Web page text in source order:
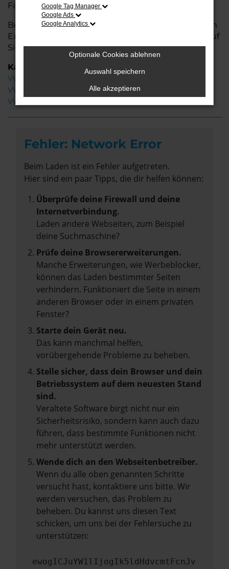
Fahrzeug, das Ihre Ansprüche erfüllt.
Besuchen Sie uns und lassen Sie sich von unserem
Expertenteam beraten – der VW Amarok wartet auf
Sie!
Kategorie
VW Amarok Weyhe
VW Amarok Gebrauchtwagen Weyhe
VW Amarok Neuwagen Weyhe
Fehler: Network Error
Beim Laden ist ein Fehler aufgetreten.
Hier sind ein paar Tipps, die dir helfen können:
Überprüfe deine Firewall und deine
Internetverbindung.
Laden andere Webseiten, zum Beispiel
deine Suchmaschine?
Prüfe deine Browsererweiterungen.
Manche Erweiterungen, wie Werbeblocker,
können das Laden bestimmter Seiten
verhindern. Funktioniert die Seite in einem
anderen Browser oder in einem privaten
Fenster?
Starte dein Gerät neu.
Das kann manchmal helfen,
vorübergehende Probleme zu beheben.
Stelle sicher, dass dein Browser und dein
Betriebssystem auf dem neuesten Stand
sind.
Veraltete Software birgt nicht nur ein
Sicherheitsrisiko, sondern kann auch dazu
führen, dass bestimmte Funktionen nicht
mehr unterstützt werden.
Wende dich an den Webseitenbetreiber.
Wenn du alle oben genannten Schritte
versucht hast, kontaktiere uns bitte. Wir
werden versuchen, das Problem zu
beheben. Du kannst uns diesen Text
schicken, um uns bei der Fehlersuche zu
unterstützen:
ewogICJuYW1lIjogIk5ldHdvcmtFcnJv
Google Tag Manager
Google Ads
Google Analytics
Optionale Cookies ablehnen
Auswahl speichern
Alle akzeptieren